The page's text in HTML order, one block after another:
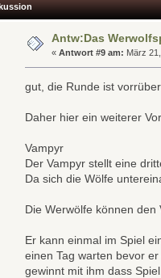
Antw:Das
«Antwort #9 am: März
gut, die Runde ist
Daher hier ein weiterer
Vampyr
Der Vampyr stellt eine
Da sich die Wölfe
Die Werwölfe können
Er kann einmal im Spiel
einen Tag warten bevor
gewinnt mit ihm dass